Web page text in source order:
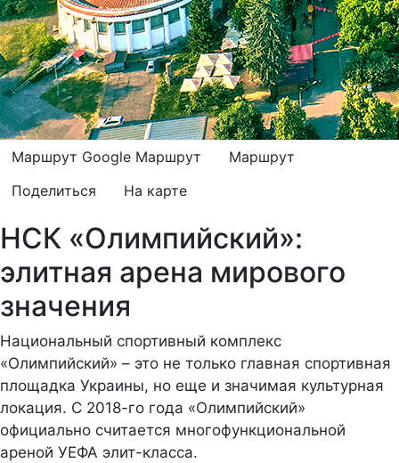
Маршрут Google Маршрут
Маршрут
Поделиться
На карте
НСК «Олимпийский»:
элитная арена мирового
значения
Национальный спортивный комплекс
«Олимпийский» – это не только главная спортивная
площадка Украины, но еще и значимая культурная
локация. С 2018-го года «Олимпийский»
официально считается многофункциональной
ареной УЕФА элит-класса.